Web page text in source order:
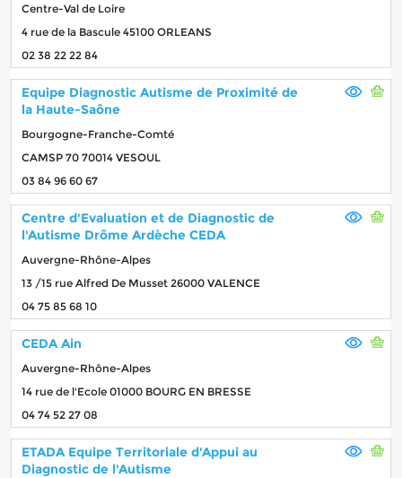
Centre-Val de Loire
4 rue de la Bascule 45100 ORLEANS
02 38 22 22 84
Equipe Diagnostic Autisme de Proximité de
la Haute-Saône
Bourgogne-Franche-Comté
CAMSP 70 70014 VESOUL
03 84 96 60 67
Centre d'Evaluation et de Diagnostic de
l'Autisme Drôme Ardèche CEDA
Auvergne-Rhône-Alpes
13 /15 rue Alfred De Musset 26000 VALENCE
04 75 85 68 10
CEDA Ain
Auvergne-Rhône-Alpes
14 rue de l'Ecole 01000 BOURG EN BRESSE
04 74 52 27 08
ETADA Equipe Territoriale d'Appui au
Diagnostic de l'Autisme